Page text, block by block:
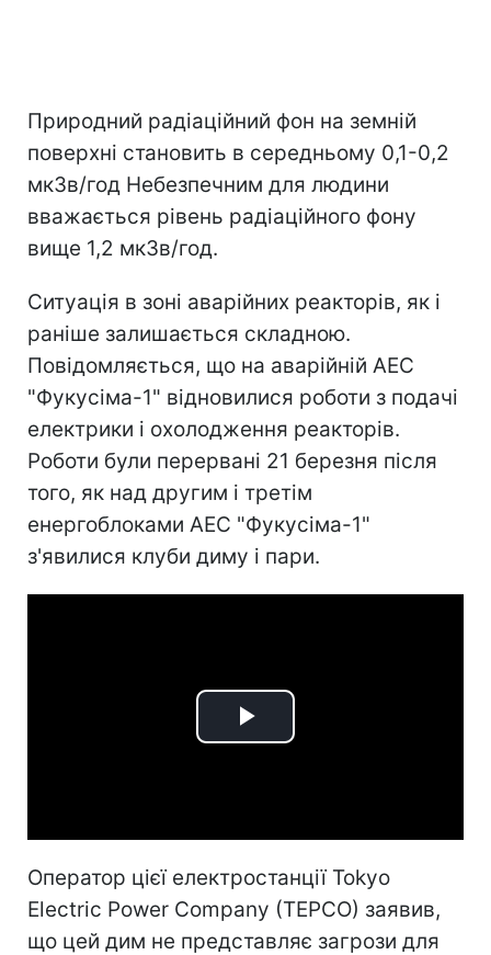
Природний радіаційний фон на земній
поверхні становить в середньому 0,1-0,2
мкЗв/год Небезпечним для людини
вважається рівень радіаційного фону
вище 1,2 мкЗв/год.
Ситуація в зоні аварійних реакторів, як і
раніше залишається складною.
Повідомляється, що на аварійній АЕС
"Фукусіма-1" відновилися роботи з подачі
електрики і охолодження реакторів.
Роботи були перервані 21 березня після
того, як над другим і третім
енергоблоками АЕС "Фукусіма-1"
з'явилися клуби диму і пари.
Play
Оператор цієї електростанції Tokyo
Electric Power Company (TEPCO) заявив,
що цей дим не представляє загрози для